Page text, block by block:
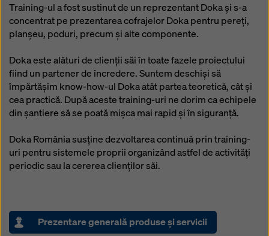
Training-ul a fost sustinut de un reprezentant Doka și s-a
concentrat pe prezentarea cofrajelor Doka pentru pereți,
planșeu, poduri, precum și alte componente.
Doka este alături de clienții săi în toate fazele proiectului
fiind un partener de încredere. Suntem deschiși să
împărtășim know-how-ul Doka atât partea teoretică, cât și
cea practică. După aceste training-uri ne dorim ca echipele
din șantiere să se poată mișca mai rapid și în siguranță.
Doka România susține dezvoltarea continuă prin training-
uri pentru sistemele proprii organizând astfel de activități
periodic sau la cererea clienților săi.
Prezentare generală produse şi servicii
Puteți refuza toate cookie-urile care necesită
consimțământ făcând clic pe ‘Refuză’ sau puteți ajusta
setările cookie-urilor făcând clic peSetări cookie
sfârșitul acestui site web și utilizând casetele de
selectare corespunzătoare. Vă puteți retrage
consimțământul în orice moment, fără motiv, cu efect
pentru viitor, făcând clic, de exemplu, peSetările
cookiela sfârșitul acestui site web.
Pentru mai multe informații despre cookie-urile
Vă oferim, de asemenea, posibilitatea de a selecta
cookie-urile (Setări avansate pentru cookie-uri).